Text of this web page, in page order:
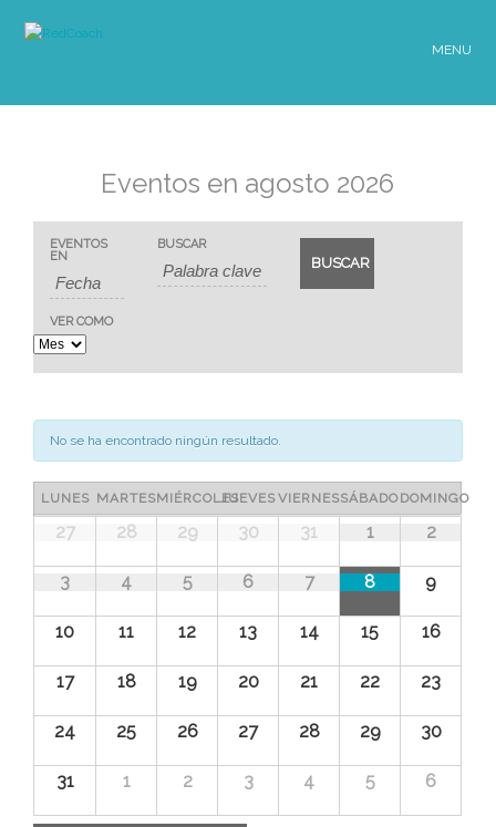
MENU
Eventos en agosto 2026
Búsqueda
navegació
de
vistas
de
Eventos
Búsqueda
de
Eventos
EVENTOS
EN
BUSCAR
Navegación
de
vistas
de
Evento
VER COMO
No se ha encontrado ningún resultado.
Calendario
Eventos
Calendario
Eventos
LUNES MARTESMIÉRCOLESJUEVESVIERNESSÁBADODOMINGO
27 28 29 30 31 1 2
3 4 5 6 7 8 9
10 11 12 13 14 15 16
17 18 19 20 21 22 23
24 25 26 27 28 29 30
31 1 2 3 4 5 6